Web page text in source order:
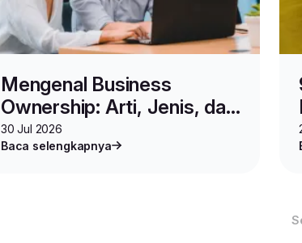
Mengenal Business
Ownership: Arti, Jenis, dan
Contoh-contohnya
30 Jul 2026
Baca selengkapnya